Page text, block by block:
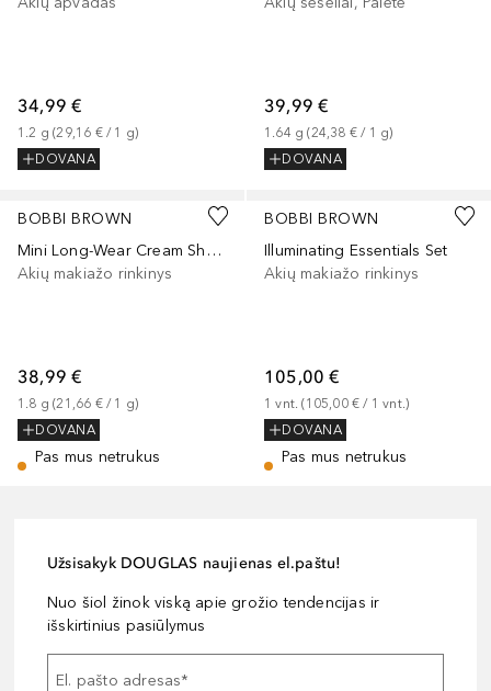
34,99 €
1.2 g (29,16 € / 1 g)
DOVANA
39,99 €
1.64 g (24,38 € / 1 g)
DOVANA
BOBBI BROWN
Mini Long-Wear Cream Shadow Stick Duo
Akių makiažo rinkinys
38,99 €
1.8 g (21,66 € / 1 g)
DOVANA
Pas mus netrukus
BOBBI BROWN
Illuminating Essentials Set
Akių makiažo rinkinys
105,00 €
1 vnt. (105,00 € / 1 vnt.)
DOVANA
Pas mus netrukus
Užsisakyk DOUGLAS naujienas el.paštu!
Nuo šiol žinok viską apie grožio tendencijas ir
išskirtinius pasiūlymus
El. pašto adresas*